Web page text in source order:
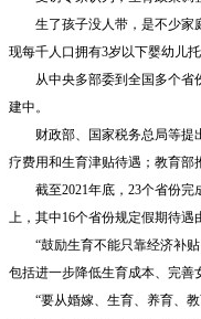
生了孩子没人带，是不少家庭
现每千人口拥有3岁以下婴幼儿
从中央多部委到全国多个省份
建中。
财政部、国家税务总局等提出
疗费用和生育津贴待遇；教育
截至2021年底，23个省份完
上，其中16个省份规定假期待遇
“鼓励生育不能只靠经济补贴
包括进一步降低生育成本、完善
“要从婚嫁、生育、养育、教